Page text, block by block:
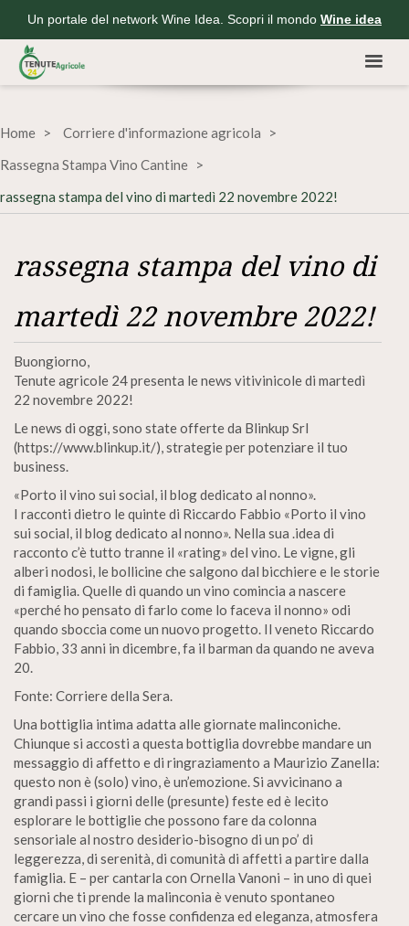
Un portale del network Wine Idea. Scopri il mondo Wine idea
Home
Corriere d'informazione agricola
Rassegna Stampa Vino Cantine
rassegna stampa del vino di martedì 22 novembre 2022!
rassegna stampa del vino di
martedì 22 novembre 2022!
Buongiorno,
Tenute agricole 24 presenta le news vitivinicole di martedì
22 novembre 2022!
Le news di oggi, sono state offerte da Blinkup Srl
(https://www.blinkup.it/), strategie per potenziare il tuo
business.
«Porto il vino sui social, il blog dedicato al nonno».
I racconti dietro le quinte di Riccardo Fabbio «Porto il vino
sui social, il blog dedicato al nonno». Nella sua .idea di
racconto c’è tutto tranne il «rating» del vino. Le vigne, gli
alberi nodosi, le bollicine che salgono dal bicchiere e le storie
di famiglia. Quelle di quando un vino comincia a nascere
«perché ho pensato di farlo come lo faceva il nonno» odi
quando sboccia come un nuovo progetto. Il veneto Riccardo
Fabbio, 33 anni in dicembre, fa il barman da quando ne aveva
20.
Fonte: Corriere della Sera.
Una bottiglia intima adatta alle giornate malinconiche.
Chiunque si accosti a questa bottiglia dovrebbe mandare un
messaggio di affetto e di ringraziamento a Maurizio Zanella:
questo non è (solo) vino, è un’emozione. Si avvicinano a
grandi passi i giorni delle (presunte) feste ed è lecito
esplorare le bottiglie che possono fare da colonna
sensoriale al nostro desiderio-bisogno di un po’ di
leggerezza, di serenità, di comunità di affetti a partire dalla
famiglia. E – per cantarla con Ornella Vanoni – in uno di quei
giorni che ti prende la malinconia è venuto spontaneo
cercare un vino che fosse confidenza ed eleganza, atmosfera